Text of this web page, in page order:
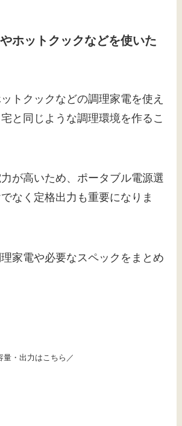
ホットクックなどを使いた
トクックなどの調理家電を使え
と同じような調理環境を作るこ
が高いため、ポータブル電源選
なく定格出力も重要になりま
家電や必要なスペックをまとめ
量・出力はこちら／